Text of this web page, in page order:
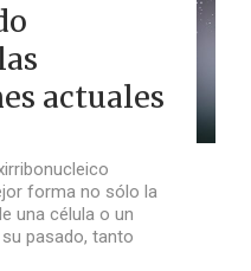
actuales
forma no sólo la
una célula o un
pasado, tanto